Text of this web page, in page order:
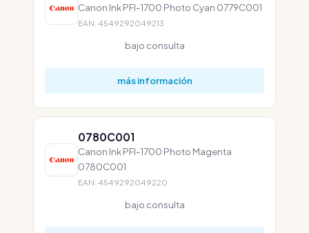
Canon Ink PFI-1700 Photo Cyan 0779C001
EAN: 4549292049213
bajo consulta
más información
0780C001
Canon Ink PFI-1700 Photo Magenta
0780C001
EAN: 4549292049220
bajo consulta